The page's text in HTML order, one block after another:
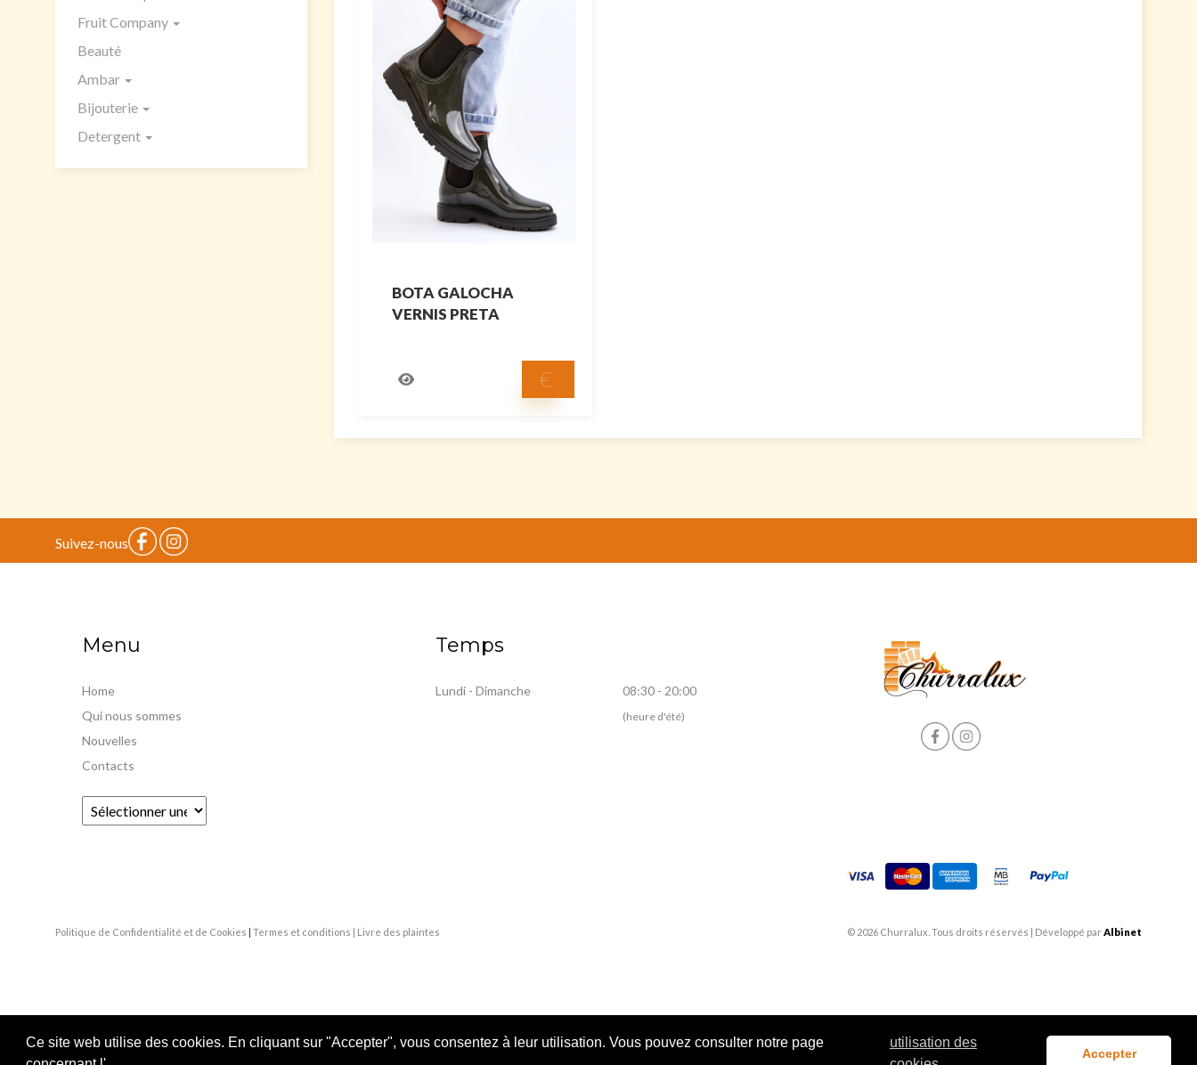
Ce site web utilise des cookies. En cliquant sur "Accepter", vous consentez à leur utilisation. Vous pouvez consulter notre page
utilisation des
Accepter
Fruit Company
Beauté
Ambar
Bijouterie
Detergent
BOTA GALOCHA
VERNIS PRETA
€
Suivez-nous
Menu
Home
Qui nous sommes
Nouvelles
Contacts
Temps
Lundi - Dimanche 08:30 - 20:00
(heure d'été)
Politique de Confidentialité et de Cookies Termes et conditions | Livre des plaintes © 2026 Churralux. Tous droits réservés | Développé parAlbinet